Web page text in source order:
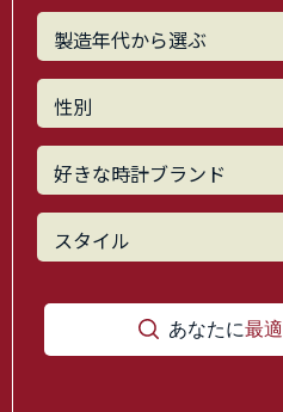
あなたに最適